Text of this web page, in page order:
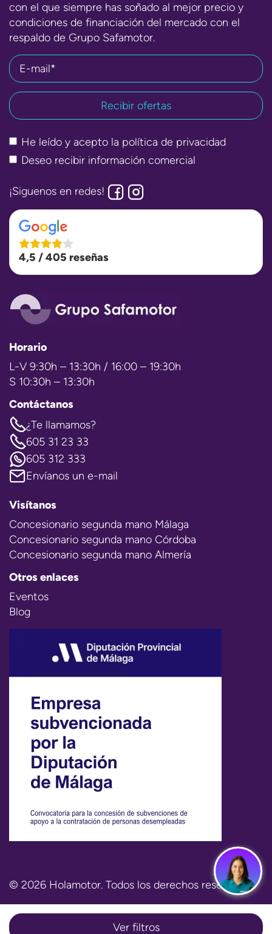
Ver filtros
con el que siempre has soñado al mejor precio y
condiciones de financiación del mercado con el
respaldo de Grupo Safamotor.
E-mail*
He leído y acepto la política de privacidad
Deseo recibir información comercial
¡Siguenos en redes!
4,5 / 405 reseñas
Horario
L-V 9:30h – 13:30h / 16:00 – 19:30h
S 10:30h – 13:30h
Contáctanos
¿Te llamamos?
605 31 23 33
605 312 333
Envíanos un e-mail
Visítanos
Concesionario segunda mano Málaga
Concesionario segunda mano Córdoba
Concesionario segunda mano Almería
Otros enlaces
Eventos
Blog
© 2026 Holamotor. Todos los derechos reservados.
Política de cookies Términos y condiciones